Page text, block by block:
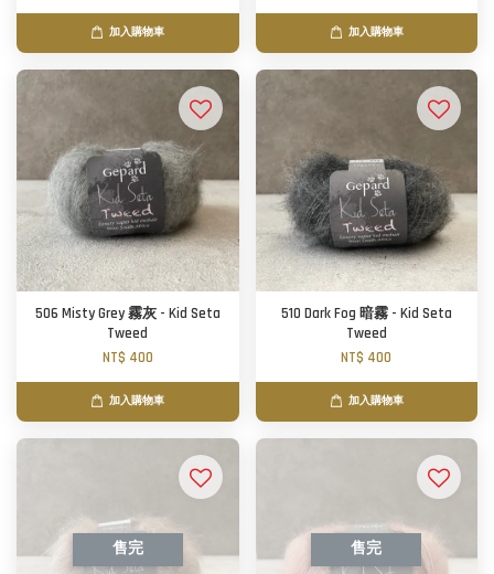
加入購物車 加入購物車
506 Misty Grey 霧灰 - Kid Seta
Tweed
NT$ 400
加入購物車
510 Dark Fog 暗霧 - Kid Seta
Tweed
NT$ 400
加入購物車
售完 售完